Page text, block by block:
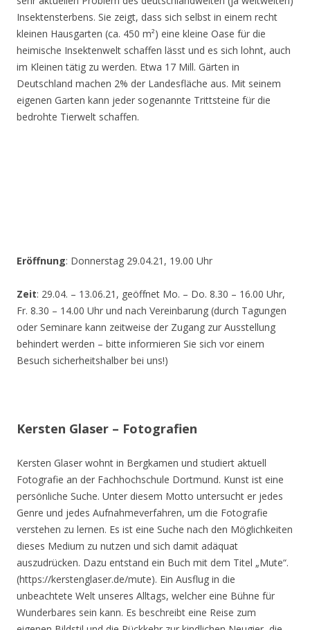
Insektensterbens. Sie zeigt, dass sich selbst in einem recht
kleinen Hausgarten (ca. 450 m²) eine kleine Oase für die
heimische Insektenwelt schaffen lässt und es sich lohnt, auch
im Kleinen tätig zu werden. Etwa 17 Mill. Gärten in
Deutschland machen 2% der Landesfläche aus. Mit seinem
eigenen Garten kann jeder sogenannte Trittsteine für die
bedrohte Tierwelt schaffen.
Eröffnung: Donnerstag 29.04.21, 19.00 Uhr
Zeit: 29.04. – 13.06.21, geöffnet Mo. – Do. 8.30 – 16.00 Uhr,
Fr. 8.30 – 14.00 Uhr und nach Vereinbarung (durch Tagungen
oder Seminare kann zeitweise der Zugang zur Ausstellung
behindert werden – bitte informieren Sie sich vor einem
Besuch sicherheitshalber bei uns!)
Kersten Glaser – Fotografien
Kersten Glaser wohnt in Bergkamen und studiert aktuell
Fotografie an der Fachhochschule Dortmund. Kunst ist eine
persönliche Suche. Unter diesem Motto untersucht er jedes
Genre und jedes Aufnahmeverfahren, um die Fotografie
verstehen zu lernen. Es ist eine Suche nach den Möglichkeiten
dieses Medium zu nutzen und sich damit adäquat
auszudrücken. Dazu entstand ein Buch mit dem Titel „Mute“.
(https://kerstenglaser.de/mute). Ein Ausflug in die
unbeachtete Welt unseres Alltags, welcher eine Bühne für
Wunderbares sein kann. Es beschreibt eine Reise zum